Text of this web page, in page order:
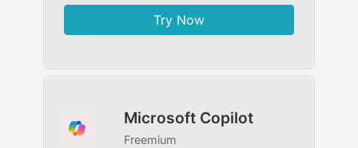
Try Now
Microsoft Copilot
Freemium